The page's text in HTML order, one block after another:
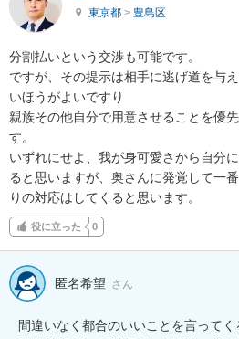
東京都 > 豊島区
分割払いという交渉も可能です。
ですが、その提示は相手に逃げ道を与
いほうがよいですり
親族その他自分で用意させることを優
す。
いずれにせよ、我が身可愛さから自分
ると思いますが、奥さんに発覚して一
りの対応はしてくると思います。
役に立った 0
匿名希望 さん
間違いなく都合のいいことを言ってく